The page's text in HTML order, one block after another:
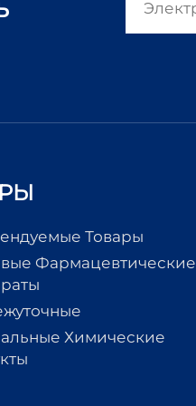
Товары
Фармацевтические
Химические